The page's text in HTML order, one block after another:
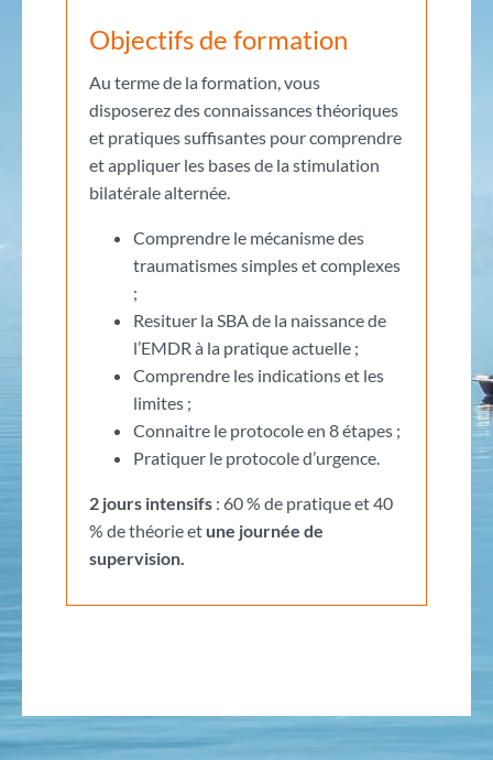
Objectifs de formation
Au terme de la formation, vous
disposerez des connaissances théoriques
et pratiques suffisantes pour comprendre
et appliquer les bases de la stimulation
bilatérale alternée.
Comprendre le mécanisme des
traumatismes simples et complexes
;
Resituer la SBA de la naissance de
l’EMDR à la pratique actuelle ;
Comprendre les indications et les
limites ;
Connaitre le protocole en 8 étapes ;
Pratiquer le protocole d’urgence.
2 jours intensifs: 60 % de pratique et 40
% de théorie et une journée de
supervision.